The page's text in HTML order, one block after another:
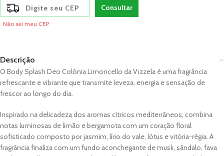
Consultar
Não sei meu CEP
Descrição
O Body Splash Deo Colônia Limoncello daVizzela é uma fragrância
refrescante e vibrante que transmite leveza, energia e sensação de
frescor ao longo do dia.
Inspirado na delicadeza dos aromas cítricos mediterrâneos, combina
notas luminosas de limão e bergamota com um coração floral
sofisticado composto por jasmim, lírio do vale, lótus e vitória-régia. A
fragrância finaliza com um fundo aconchegante de musk, sândalo, fava